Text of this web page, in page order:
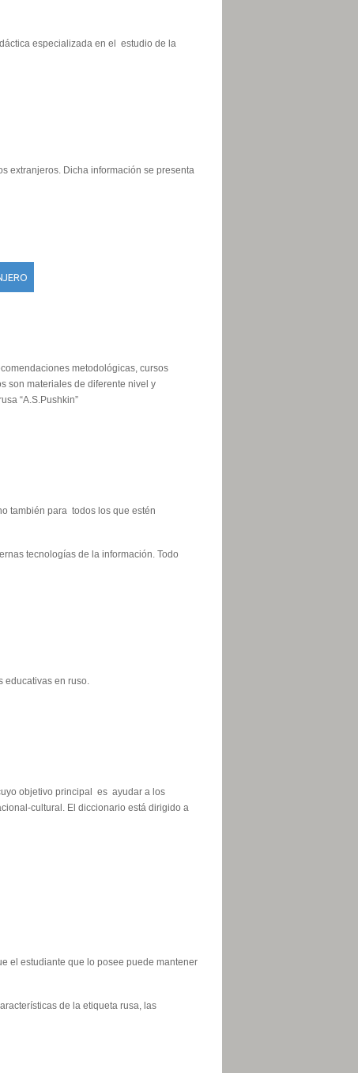
especializada en el estudio de la
extranjeros. Dicha información se presenta
metodológicas, cursos
son materiales de diferente nivel y
“A.S.Pushkin”
también para todos los que estén
tecnologías de la información. Todo
en ruso.
objetivo principal es ayudar a los
cultural. El diccionario está dirigido a
el estudiante que lo posee puede mantener
de la etiqueta rusa, las